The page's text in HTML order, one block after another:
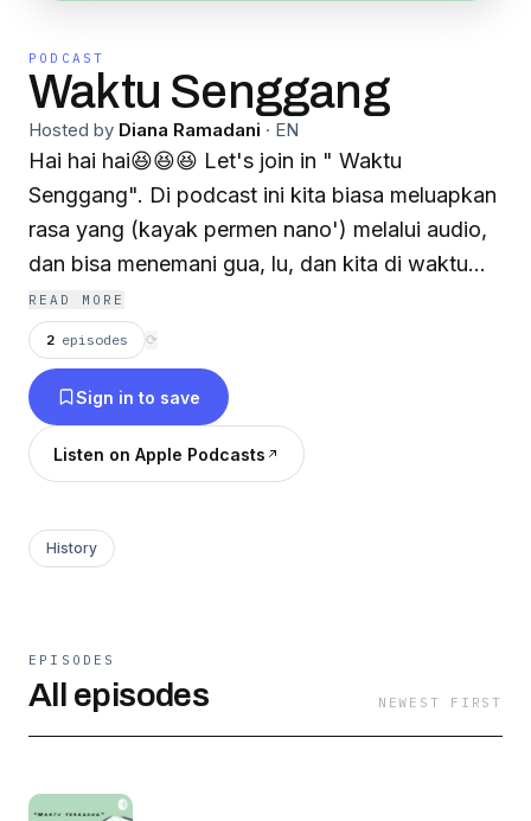
PODCAST
Waktu Senggang
Hosted by Diana Ramadani · EN
Hai hai hai😆😆😆 Let's join in " Waktu
Senggang". Di podcast ini kita biasa meluapkan
rasa yang (kayak permen nano') melalui audio,
dan bisa menemani gua, lu, dan kita di waktu
senggang
READ MORE
2 episodes ⟳
Sign in to save
Listen on Apple Podcasts
History
EPISODES
All episodes NEWEST FIRST